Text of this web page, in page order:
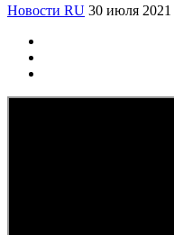
Новости RU 30 июля 2021